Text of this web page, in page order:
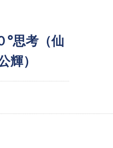
°思考（仙
）